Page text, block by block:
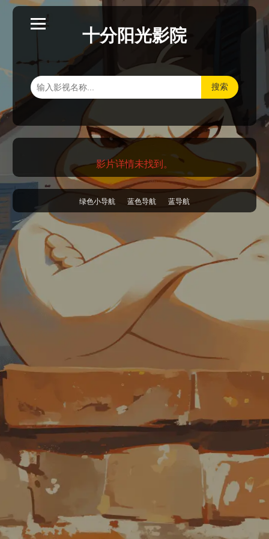
十分阳光影院
搜索
影片详情未找到。
绿色小导航 蓝色导航 蓝导航